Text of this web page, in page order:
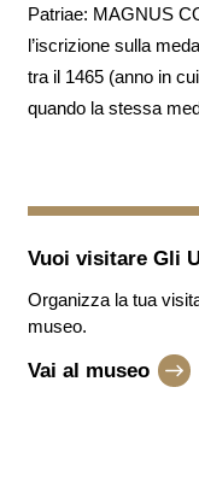
Patriae: MAGNUS
l’iscrizione sulla
tra il 1465 (anno in
quando la stessa
Vuoi visitare Gli
Organizza la tua
museo.
Vai al museo